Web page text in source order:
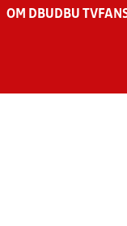
OM DBU DBU TV